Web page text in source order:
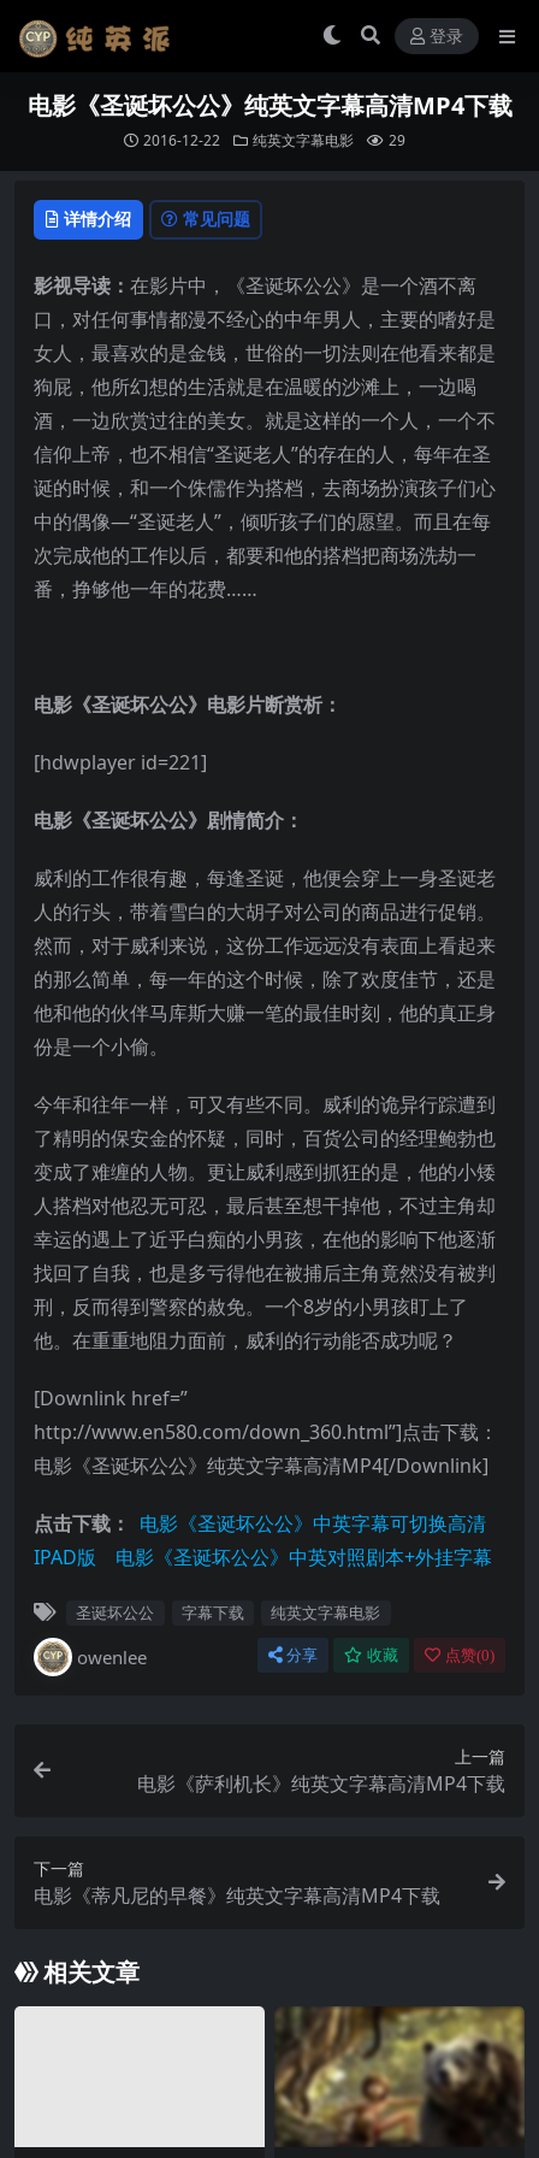
登录
电影《圣诞坏公公》纯英文字幕高清MP4下载
2016-12-22 纯英文字幕电影 29
详情介绍 常见问题
影视导读： 在影片中，《圣诞坏公公》是一个酒不离
口，对任何事情都漫不经心的中年男人，主要的嗜好是
女人，最喜欢的是金钱，世俗的一切法则在他看来都是
狗屁，他所幻想的生活就是在温暖的沙滩上，一边喝
酒，一边欣赏过往的美女。就是这样的一个人，一个不
信仰上帝，也不相信“圣诞老人”的存在的人，每年在圣
诞的时候，和一个侏儒作为搭档，去商场扮演孩子们心
中的偶像—“圣诞老人”，倾听孩子们的愿望。而且在每
次完成他的工作以后，都要和他的搭档把商场洗劫一
番，挣够他一年的花费……
电影《圣诞坏公公》电影片断赏析：
[hdwplayer id=221]
电影《圣诞坏公公》剧情简介：
威利的工作很有趣，每逢圣诞，他便会穿上一身圣诞老
人的行头，带着雪白的大胡子对公司的商品进行促销。
然而，对于威利来说，这份工作远远没有表面上看起来
的那么简单，每一年的这个时候，除了欢度佳节，还是
他和他的伙伴马库斯大赚一笔的最佳时刻，他的真正身
份是一个小偷。
今年和往年一样，可又有些不同。威利的诡异行踪遭到
了精明的保安金的怀疑，同时，百货公司的经理鲍勃也
变成了难缠的人物。更让威利感到抓狂的是，他的小矮
人搭档对他忍无可忍，最后甚至想干掉他，不过主角却
幸运的遇上了近乎白痴的小男孩，在他的影响下他逐渐
找回了自我，也是多亏得他在被捕后主角竟然没有被判
刑，反而得到警察的赦免。一个8岁的小男孩盯上了
他。在重重地阻力面前，威利的行动能否成功呢？
[Downlink href=”
http://www.en580.com/down_360.html”]点击下载：
电影《圣诞坏公公》纯英文字幕高清MP4[/Downlink]
点击下载：
电影《圣诞坏公公》中英字幕可切换高清
IPAD版
电影《圣诞坏公公》中英对照剧本+外挂字幕
圣诞坏公公 字幕下载 纯英文字幕电影
owenlee 分享 收藏 点赞(0)
上一篇
电影《萨利机长》纯英文字幕高清MP4下载
下一篇
电影《蒂凡尼的早餐》纯英文字幕高清MP4下载
相关文章